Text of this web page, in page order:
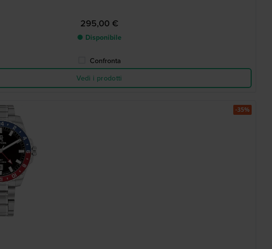
295,00 €
● Disponibile
Confronta
Vedi i prodotti
-35%